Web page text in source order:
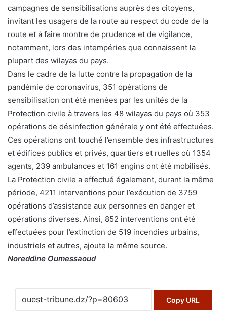
campagnes de sensibilisations auprès des citoyens,
invitant les usagers de la route au respect du code de la
route et à faire montre de prudence et de vigilance,
notamment, lors des intempéries que connaissent la
plupart des wilayas du pays.
Dans le cadre de la lutte contre la propagation de la
pandémie de coronavirus, 351 opérations de
sensibilisation ont été menées par les unités de la
Protection civile à travers les 48 wilayas du pays où 353
opérations de désinfection générale y ont été effectuées.
Ces opérations ont touché l’ensemble des infrastructures
et édifices publics et privés, quartiers et ruelles où 1354
agents, 239 ambulances et 161 engins ont été mobilisés.
La Protection civile a effectué également, durant la même
période, 4211 interventions pour l’exécution de 3759
opérations d’assistance aux personnes en danger et
opérations diverses. Ainsi, 852 interventions ont été
effectuées pour l’extinction de 519 incendies urbains,
industriels et autres, ajoute la même source.
Noreddine Oumessaoud
Copy URL